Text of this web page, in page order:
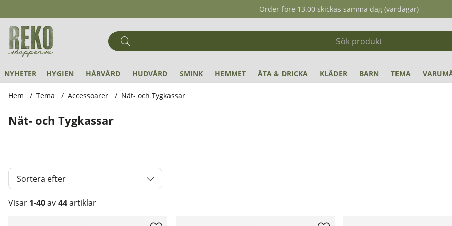
Order före 13.00 skickas samma dag (vardagar)
NYHETER HYGIEN HÅRVÅRD HUDVÅRD SMINK HEMMET ÄTA & DRICKA KLÄDER BARN TEMA
Hem Tema Accessoarer Nät- och Tygkassar
Nät- och Tygkassar
Sortera efter
Visar 1-40av44artiklar